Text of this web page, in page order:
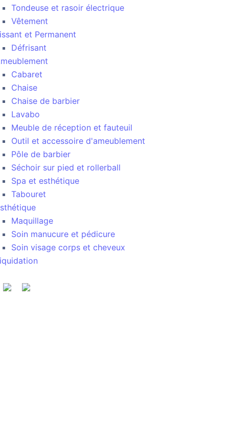
Tondeuse et rasoir électrique
Vêtement
et Permanent
Défrisant
Cabaret
Chaise
Chaise de barbier
Lavabo
Meuble de réception et fauteuil
Outil et accessoire d'ameublement
Pôle de barbier
Séchoir sur pied et rollerball
Spa et esthétique
Tabouret
Maquillage
Soin manucure et pédicure
Soin visage corps et cheveux